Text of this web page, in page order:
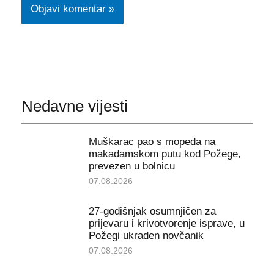
Nedavne vijesti
Muškarac pao s mopeda na
makadamskom putu kod Požege,
prevezen u bolnicu
07.08.2026
27-godišnjak osumnjičen za
prijevaru i krivotvorenje isprave, u
Požegi ukraden novčanik
07.08.2026